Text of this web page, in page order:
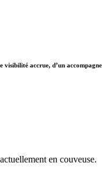
accrue, d’un
en couveuse.